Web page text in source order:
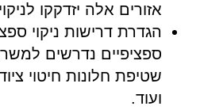
אזורים אלה יזדקקו
הגדרת דרישות ניקוי
ספציפיים נדרשים
שטיפת חלונות חיטוי
ועוד.